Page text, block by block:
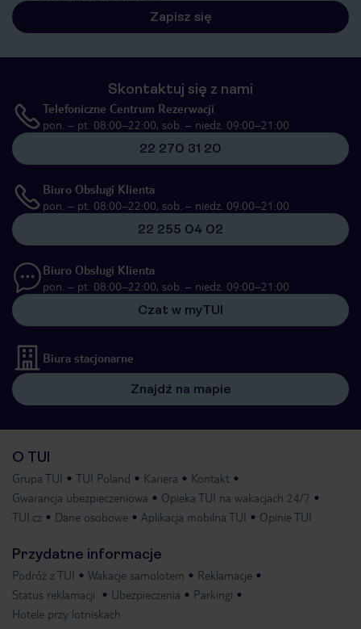
Zapisz się
Skontaktuj się z nami
Telefoniczne Centrum Rezerwacji
pon. – pt. 08:00–22:00, sob. – niedz. 09:00–21:00
22 270 31 20
Biuro Obsługi Klienta
pon. – pt. 08:00–22:00, sob. – niedz. 09:00–21:00
22 255 04 02
Biuro Obsługi Klienta
pon. – pt. 08:00–22:00, sob. – niedz. 09:00–21:00
Czat w myTUI
Biura stacjonarne
Znajdź na mapie
O TUI
Grupa TUI TUI Poland Kariera
Kontakt
Gwarancja ubezpieczeniowa
Opieka TUI na wakacjach 24/7
TUI.cz
Dane osobowe Aplikacja mobilna TUI Opinie TUI
Przydatne informacje
Podróż z TUI Wakacje samolotem
Reklamacje
Status reklamacji
Ubezpieczenia
Parkingi
Hotele przy lotniskach